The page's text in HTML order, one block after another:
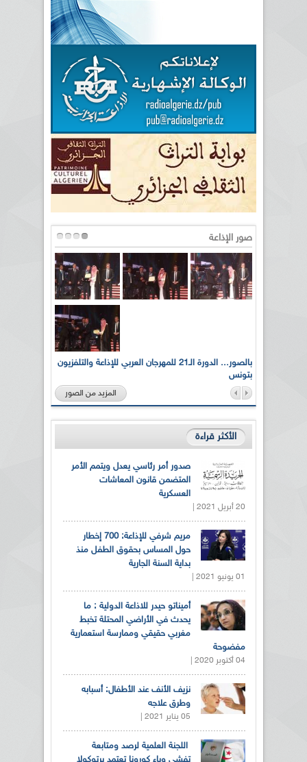
صور الإذاعة
بالصور... الدورة الـ21 للمهرجان العربي للإذاعة والتلفزيون
بتونس
المزيد من الصور
الأكثر قراءة
صدور أمر رئاسي يعدل ويتمم الأمر
المتضمن قانون المعاشات
العسكرية
20 أبريل 2021 |
مريم شرفي للإذاعة: 700 إخطار
حول المساس بحقوق الطفل منذ
بداية السنة الجارية
01 يونيو 2021 |
أميناتو حيدر للاذاعة الدولية : ما
يحدث في الأراضي المحتلة تخبط
مغربي حقيقي وممارسة استعمارية
مفضوحة
04 أكتوبر 2020 |
نزيف الأنف عند الأطفال: أسبابه
وطرق علاجه
05 يناير 2021 |
اللجنة العلمية لرصد ومتابعة
تفشي وباء كورونا تعتمد برتوكولا